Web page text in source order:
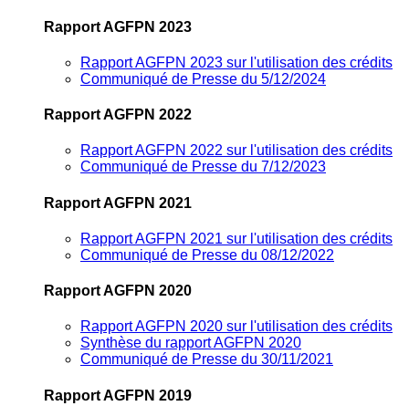
Rapport AGFPN 2023
Rapport AGFPN 2023 sur l'utilisation des crédits
Communiqué de Presse du 5/12/2024
Rapport AGFPN 2022
Rapport AGFPN 2022 sur l'utilisation des crédits
Communiqué de Presse du 7/12/2023
Rapport AGFPN 2021
Rapport AGFPN 2021 sur l'utilisation des crédits
Communiqué de Presse du 08/12/2022
Rapport AGFPN 2020
Rapport AGFPN 2020 sur l'utilisation des crédits
Synthèse du rapport AGFPN 2020
Communiqué de Presse du 30/11/2021
Rapport AGFPN 2019